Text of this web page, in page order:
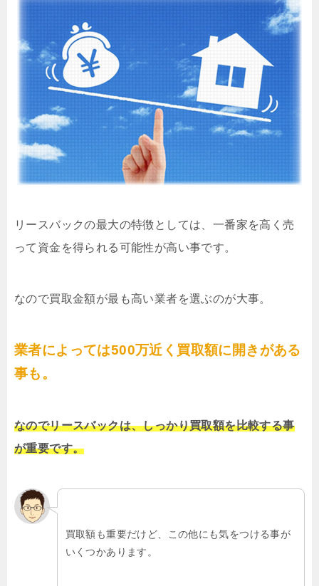
リースバックの最大の特徴としては、一番家を高く売
って資金を得られる可能性が高い事です。
なので買取金額が最も高い業者を選ぶのが大事。
業者によっては500万近く買取額に開きがある
事も。
なのでリースバックは、しっかり買取額を比較する事
が重要です。
買取額も重要だけど、この他にも気をつける事が
いくつかあります。